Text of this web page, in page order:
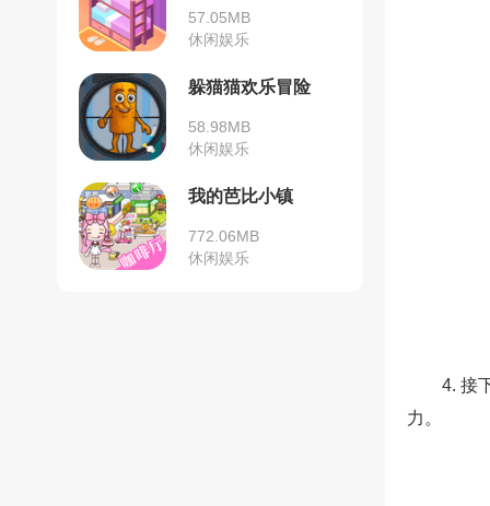
57.05MB
休闲娱乐
躲猫猫欢乐冒险
58.98MB
休闲娱乐
我的芭比小镇
772.06MB
休闲娱乐
4. 接
力。